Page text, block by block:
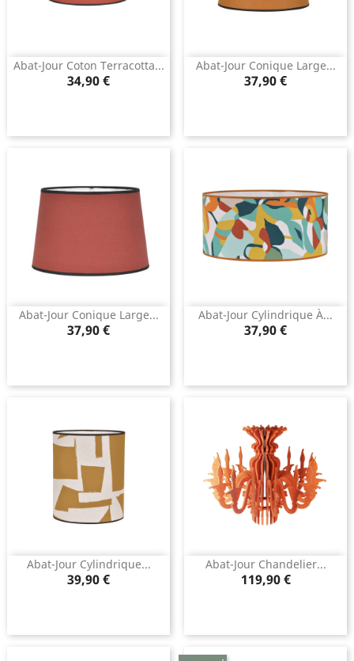
Abat-Jour Coton Terracotta...
Prix
34,90 €
Abat-Jour Conique Large...
Prix
37,90 €
Abat-Jour Conique Large...
Prix
37,90 €
Abat-Jour Cylindrique À...
Prix
37,90 €
Abat-Jour Cylindrique...
Prix
39,90 €
Abat-Jour Chandelier...
Prix
119,90 €